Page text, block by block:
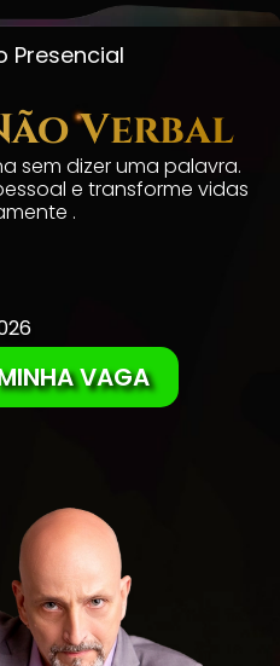
Presencial
Verbal
sem dizer uma palavra.
e transforme vidas
.
VAGA